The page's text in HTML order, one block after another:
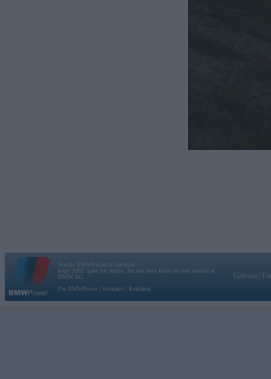
Vortāls BMWPower.lv darbojas
kopš 2002. gada 14. maija. Tas nav auto klubs un nav saistīts ar
BMW AG.
Par BMWPower
Kontakti Reklāma
Galvena